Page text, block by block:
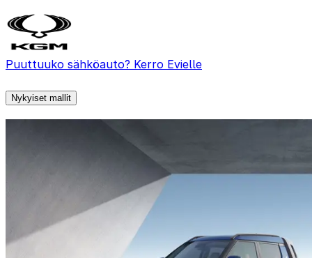
Puuttuuko sähköauto? Kerro Evielle
Nykyiset mallit